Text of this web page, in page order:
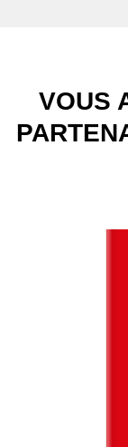
VOUS